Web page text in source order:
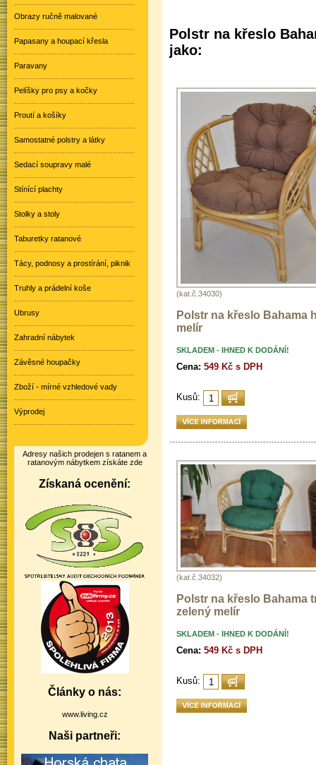
Polstr na křeslo
jako:
(kat.č.34030)
Polstr na křeslo Bahama
melír
SKLADEM - IHNED K DODÁNÍ!
Cena: 549 Kč s DPH
Kusů:
(kat.č.34032)
Polstr na křeslo Bahama
zelený melír
SKLADEM - IHNED K DODÁNÍ!
Cena: 549 Kč s DPH
Kusů:
Obrazy ručně malované
Papasany a houpací křesla
Paravany
Pelíšky pro psy a kočky
Proutí a košíky
Samostatné polstry a látky
Sedací soupravy malé
Stínící plachty
Stolky a stoly
Taburetky ratanové
Tácy, podnosy a prostírání, piknik
Truhly a prádelní koše
Ubrusy
Zahradní nábytek
Závěsné houpačky
Zboží - mírné vzhledové vady
Výprodej
Adresy našich prodejen s ratanem a
ratanovým nábytkem získáte zde
Získaná ocenění:
Články o nás:
www.living.cz
Naši partneři: